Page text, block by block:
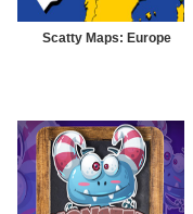
Scatty Maps: Europe